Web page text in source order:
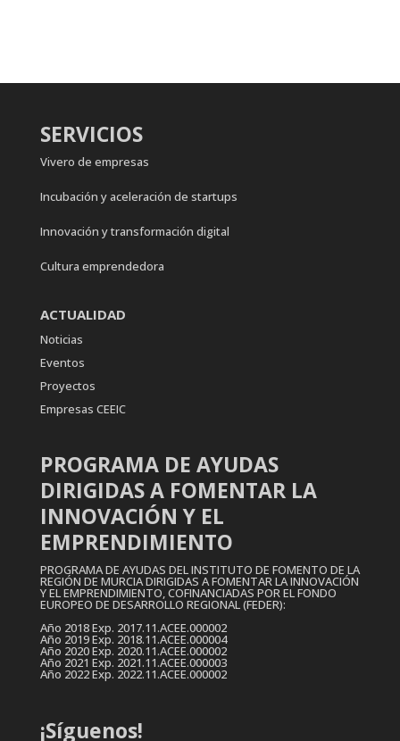
SERVICIOS
Vivero de empresas
Incubación y aceleración de startups
Innovación y transformación digital
Cultura emprendedora
ACTUALIDAD
Noticias
Eventos
Proyectos
Empresas CEEIC
PROGRAMA DE AYUDAS
DIRIGIDAS A FOMENTAR LA
INNOVACIÓN Y EL
EMPRENDIMIENTO
PROGRAMA DE AYUDAS DEL INSTITUTO DE FOMENTO DE LA
REGIÓN DE MURCIA DIRIGIDAS A FOMENTAR LA INNOVACIÓN
Y EL EMPRENDIMIENTO, COFINANCIADAS POR EL FONDO
EUROPEO DE DESARROLLO REGIONAL (FEDER):
Año 2018 Exp. 2017.11.ACEE.000002
Año 2019 Exp. 2018.11.ACEE.000004
Año 2020 Exp. 2020.11.ACEE.000002
Año 2021 Exp. 2021.11.ACEE.000003
Año 2022 Exp. 2022.11.ACEE.000002
¡Síguenos!